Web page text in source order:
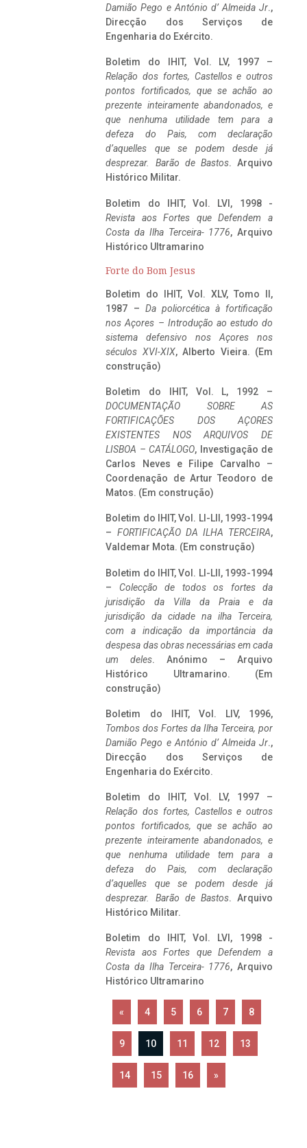
Damião Pego e António d’ Almeida Jr.,
Direcção dos Serviços de
Engenharia do Exército.
Boletim do IHIT, Vol. LV, 1997 –
Relação dos fortes, Castellos e outros
pontos fortificados, que se achão ao
prezente inteiramente abandonados, e
que nenhuma utilidade tem para a
defeza do Pais, com declaração
d’aquelles que se podem desde já
desprezar. Barão de Bastos. Arquivo
Histórico Militar.
Boletim do IHIT, Vol. LVI, 1998 -
Revista aos Fortes que Defendem a
Costa da Ilha Terceira- 1776, Arquivo
Histórico Ultramarino
Forte do Bom Jesus
Boletim do IHIT, Vol. XLV, Tomo II,
1987 – Da poliorcética à fortificação
nos Açores – Introdução ao estudo do
sistema defensivo nos Açores nos
séculos XVI-XIX, Alberto Vieira. (Em
construção)
Boletim do IHIT, Vol. L, 1992 –
DOCUMENTAÇÃO SOBRE AS
FORTIFICAÇÕES DOS AÇORES
EXISTENTES NOS ARQUIVOS DE
LISBOA – CATÁLOGO, Investigação de
Carlos Neves e Filipe Carvalho –
Coordenação de Artur Teodoro de
Matos. (Em construção)
Boletim do IHIT, Vol. LI-LII, 1993-1994
– FORTIFICAÇÃO DA ILHA TERCEIRA,
Valdemar Mota. (Em construção)
Boletim do IHIT, Vol. LI-LII, 1993-1994
– Colecção de todos os fortes da
jurisdição da Villa da Praia e da
jurisdição da cidade na ilha Terceira,
com a indicação da importância da
despesa das obras necessárias em cada
um deles. Anónimo – Arquivo
Histórico Ultramarino. (Em
construção)
Boletim do IHIT, Vol. LIV, 1996,
Tombos dos Fortes da Ilha Terceira, por
Damião Pego e António d’ Almeida Jr.,
Direcção dos Serviços de
Engenharia do Exército.
Boletim do IHIT, Vol. LV, 1997 –
Relação dos fortes, Castellos e outros
pontos fortificados, que se achão ao
prezente inteiramente abandonados, e
que nenhuma utilidade tem para a
defeza do Pais, com declaração
d’aquelles que se podem desde já
desprezar. Barão de Bastos. Arquivo
Histórico Militar.
Boletim do IHIT, Vol. LVI, 1998 -
Revista aos Fortes que Defendem a
Costa da Ilha Terceira- 1776, Arquivo
Histórico Ultramarino
« 4 5 6 7 8
9 10 11 12 13
14 15 16 »